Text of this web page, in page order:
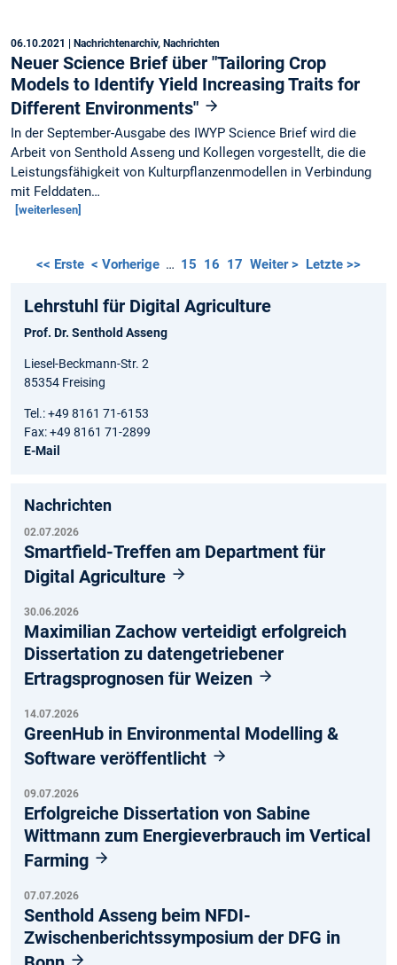
06.10.2021 | Nachrichtenarchiv, Nachrichten
Neuer Science Brief über "Tailoring Crop
Models to Identify Yield Increasing Traits for
Different Environments"
In der September-Ausgabe des IWYP Science Brief wird die
Arbeit von Senthold Asseng und Kollegen vorgestellt, die die
Leistungsfähigkeit von Kulturpflanzenmodellen in Verbindung
mit Felddaten…
[weiterlesen]
<< Erste < Vorherige … 15 16 17 Weiter > Letzte >>
Lehrstuhl für Digital Agriculture
Prof. Dr. Senthold Asseng
Liesel-Beckmann-Str. 2
85354 Freising
Tel.: +49 8161 71-6153
Fax: +49 8161 71-2899
E-Mail
Nachrichten
02.07.2026
Smartfield-Treffen am Department für
Digital Agriculture
30.06.2026
Maximilian Zachow verteidigt erfolgreich
Dissertation zu datengetriebener
Ertragsprognosen für Weizen
14.07.2026
GreenHub in Environmental Modelling &
Software veröffentlicht
09.07.2026
Erfolgreiche Dissertation von Sabine
Wittmann zum Energieverbrauch im Vertical
Farming
07.07.2026
Senthold Asseng beim NFDI-
Zwischenberichtssymposium der DFG in